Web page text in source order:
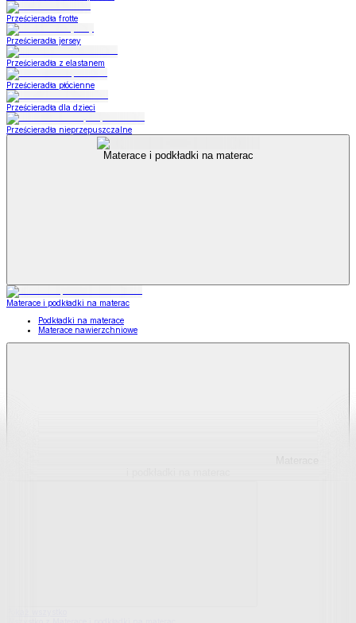
Prześcieradła frotte
Prześcieradła jersey
Prześcieradła z elastanem
Prześcieradła płócienne
Prześcieradła dla dzieci
Prześcieradła nieprzepuszczalne
Materace i podkładki na materac
Materace i podkładki na materac
Podkładki na materace
Materace nawierzchniowe